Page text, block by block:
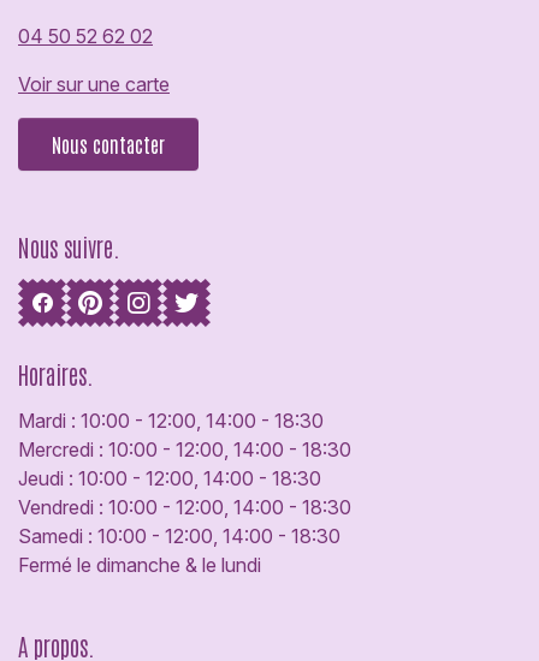
04 50 52 62 02
Voir sur une carte
Nous contacter
Nous suivre.
Horaires.
Mardi : 10:00 - 12:00, 14:00 - 18:30
Mercredi : 10:00 - 12:00, 14:00 - 18:30
Jeudi : 10:00 - 12:00, 14:00 - 18:30
Vendredi : 10:00 - 12:00, 14:00 - 18:30
Samedi : 10:00 - 12:00, 14:00 - 18:30
Fermé le dimanche & le lundi
A propos.